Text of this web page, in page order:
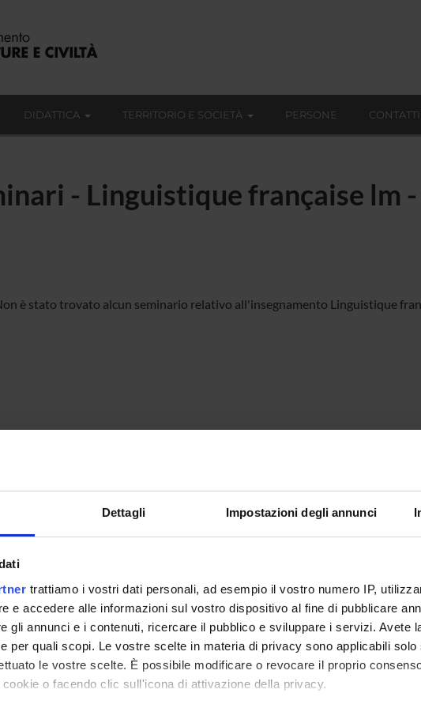
Dettagli Impostazioni degli annunci
trattiamo i vostri dati personali, ad esempio il vostro numero IP,
e accedere alle informazioni sul vostro dispositivo al fine di pubblicare
gli annunci e i contenuti, ricercare il pubblico e sviluppare i servizi. Avete
per quali scopi. Le vostre scelte in materia di privacy sono applicabili solo
le vostre scelte. È possibile modificare o revocare il proprio
o facendo clic sull'icona di attivazione della privacy.
DIDATTICA TERRITORIO E SOCIETÀ PERSONE CONTATTI
- Linguistique française lm
è stato trovato alcun seminario relativo all'insegnamento Linguistique